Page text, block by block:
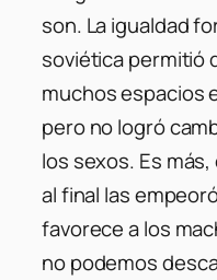
son. La igualdad
soviética permitió
muchos espacios
pero no logró
los sexos. Es
al final las
favorece a los
no podemos